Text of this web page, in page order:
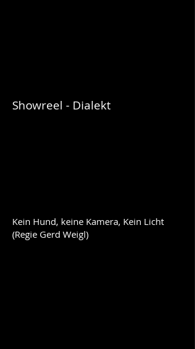
Showreel - Dialekt
Kein Hund, keine Kamera, Kein Licht
(Regie Gerd Weigl)